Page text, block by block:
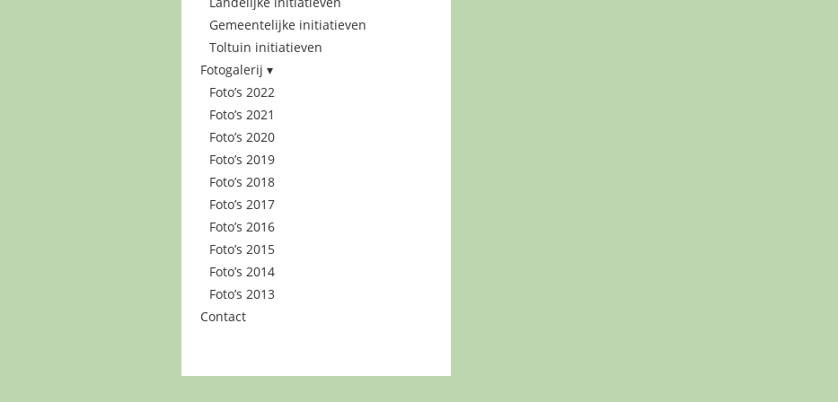
Gemeentelijke initiatieven
Toltuin initiatieven
Fotogalerij
Foto’s 2022
Foto’s 2021
Foto’s 2020
Foto’s 2019
Foto’s 2018
Foto’s 2017
Foto’s 2016
Foto’s 2015
Foto’s 2014
Foto’s 2013
Contact